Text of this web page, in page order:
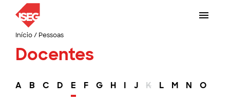
Início/ Pessoas
Docentes
A B C D E F G H I J K L M N O